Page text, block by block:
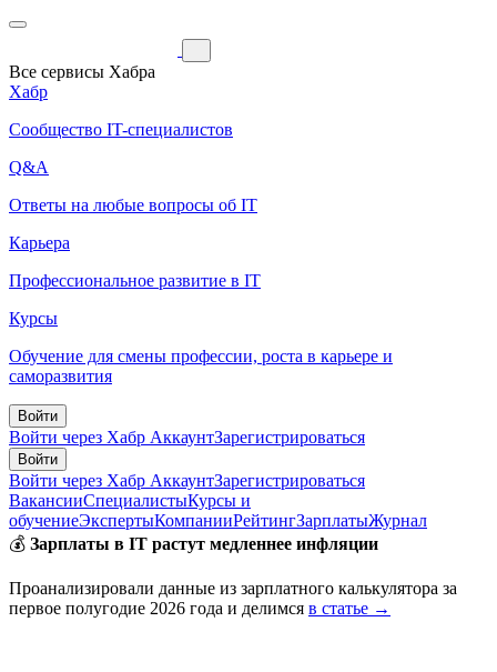
Все сервисы Хабра
Хабр
Сообщество IT-специалистов
Q&A
Ответы на любые вопросы об IT
Карьера
Профессиональное развитие в IT
Курсы
Обучение для смены профессии, роста в карьере и
саморазвития
Войти
Войти через Хабр АккаунтЗарегистрироваться
Войти
Войти через Хабр АккаунтЗарегистрироваться
ВакансииСпециалистыКурсы и
обучениеЭкспертыКомпанииРейтингЗарплатыЖурнал
💰 Зарплаты в IT растут медленнее инфляции
Проанализировали данные из зарплатного калькулятора за
первое полугодие 2026 года и делимся в статье →